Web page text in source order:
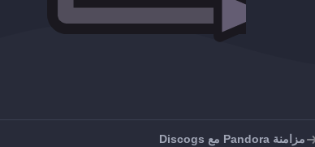
مزامنة Pandora مع Discogs